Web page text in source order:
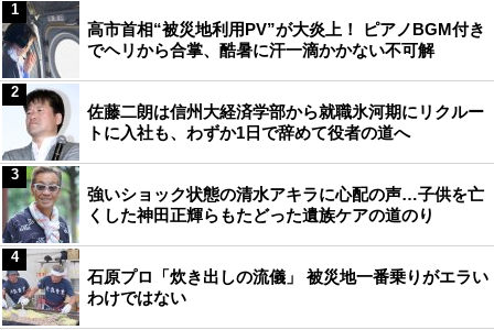
高市首相“被災地利用PV”が大炎上！ ピアノBGM付き
でヘリから合掌、酷暑に汗一滴かかない不可解
1
佐藤二朗は信州大経済学部から就職氷河期にリクルー
トに入社も、わずか1日で辞めて役者の道へ
2
強いショック状態の清水アキラに心配の声…子供を亡
くした神田正輝らもたどった遺族ケアの道のり
3
石原プロ「炊き出しの流儀」 被災地一番乗りがエラい
わけではない
4